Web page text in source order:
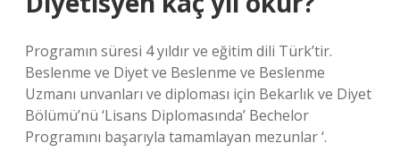
Programın süresi 4 yıldır ve eğitim dili Türk’tir.
Beslenme ve Diyet ve Beslenme ve Beslenme
Uzmanı unvanları ve diploması için Bekarlık ve Diyet
Bölümü’nü ‘Lisans Diplomasında’ Bechelor
Programını başarıyla tamamlayan mezunlar ‘.